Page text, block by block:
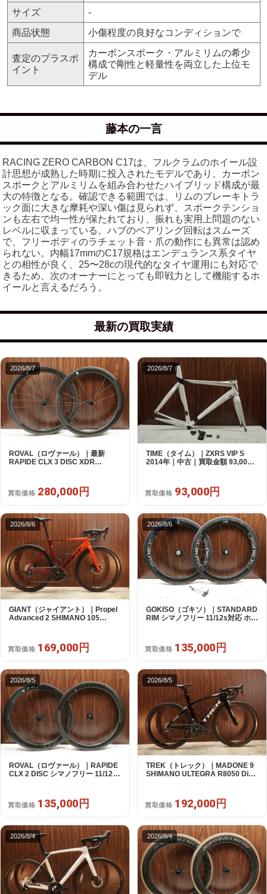
サイズ
-
商品状態
小傷程度の良好なコンディションで
査定のプラスポ
イント
カーボンスポーク・アルミリムの希少
構成で剛性と軽量性を両立した上位モ
デル
藤本の一言
RACING ZERO CARBON C17は、フルクラムのホイール設
計思想が成熟した時期に投入されたモデルであり、カーボン
スポークとアルミリムを組み合わせたハイブリッド構成が最
大の特徴となる。確認できる範囲では、リムのブレーキトラ
ック面に大きな摩耗や深い傷は見られず、スポークテンショ
ンも左右で均一性が保たれており、振れも実用上問題のない
レベルに収まっている。ハブのベアリング回転はスムーズ
で、フリーボディのラチェット音・爪の動作にも異常は認め
られない。内幅17mmのC17規格はエンデュランス系タイヤ
との相性が良く、25〜28cの現代的なタイヤ運用にも対応で
きるため、次のオーナーにとっても即戦力として機能するホ
イールと言えるだろう。
最新の買取実績
2026/8/7
ROVAL（ロヴァール）｜最新
RAPIDE CLX 3 DISC XDR
買取価格 280,000円
2026/8/7
TIME（タイム）｜ZXRS VIP S
2014年｜中古｜買取金額 93,000
買取価格 93,000円
2026/8/6
GIANT（ジャイアント）｜Propel
Advanced 2 SHIMANO 105
買取価格 169,000円
2026/8/6
GOKISO（ゴキソ）｜STANDARD
RIM シマノフリー 11/12s対応 ホイ
買取価格 135,000円
2026/8/5
ROVAL（ロヴァール）｜RAPIDE
CLX 2 DISC シマノフリー 11/12s
買取価格 135,000円
2026/8/5
TREK（トレック）｜MADONE 9
SHIMANO ULTEGRA R8050 Di2
買取価格 192,000円
2026/8/4 2026/8/4